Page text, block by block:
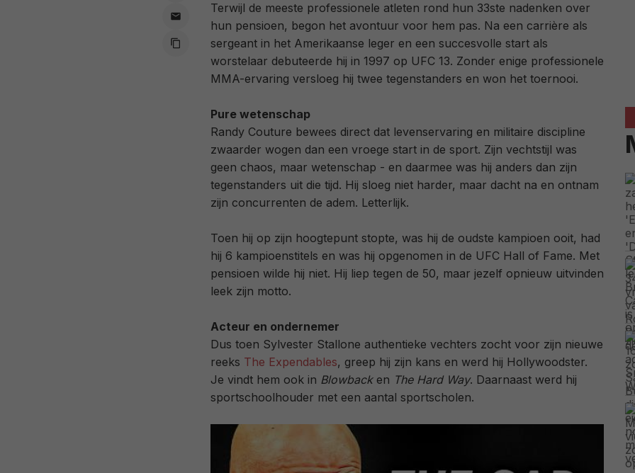
Terwijl de meeste professionele atleten rond hun 33ste nadenken over
hun pensioen, begon het avontuur voor hem pas. Na een carrière als
sergeant in het Amerikaanse leger en een succesvolle start als
worstelaar debuteerde hij in 1997 op UFC 13. Zonder enige professionele
MMA-ervaring versloeg hij twee tegenstanders en won het toernooi.
Pure wetenschap
Randy Couture bewees direct dat levenservaring en militaire discipline
zwaarder wogen dan een vroege start in de sport. Zijn vechtstijl was
geen chaos, maar wetenschap - en daarmee was hij anders dan zijn
tegenstanders uit die tijd. Hij sloeg niet harder, maar dacht na en ontnam
zijn concurrenten de adem. Letterlijk.
Toen hij op zijn hoogtepunt stopte, was hij de oudste kampioen ooit, had
hij 6 kampioenstitels en was hij opgenomen in de UFC Hall of Fame. Met
pensioen wilde hij niet. Hij liep tegen de 50, maar jezelf opnieuw uitvinden
leek zijn motto.
Acteur en ondernemer
Dus toen Sylvester Stallone authentieke vechters zocht voor zijn nieuwe
reeks The Expendables, greep hij zijn kans en werd hij Hollywoodster.
Je vindt hem ook in Blowbacken The Hard Way. Daarnaast werd hij
sportschoolhouder met een aantal sportscholen.